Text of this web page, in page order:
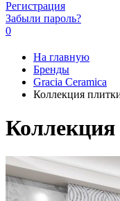
Регистрация
Забыли пароль?
0
На главную
Бренды
Gracia Ceramiсa
Коллекция